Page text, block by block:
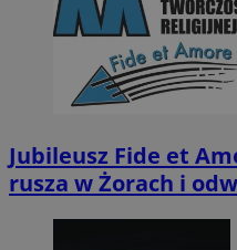
Jubileusz Fide et
rusza w Żorach i